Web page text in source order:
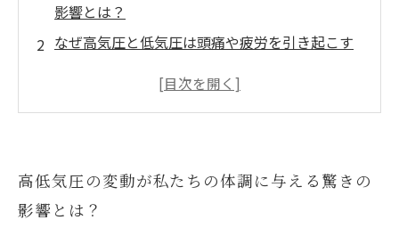
影響とは？
なぜ高気圧と低気圧は頭痛や疲労を引き起こす
リラクゼーション業界で注目される気圧変動に
単対策法
天候による体調不良から解放され、快適な日々
高低気圧の変動が私たちの体調に与える驚きの
影響とは？